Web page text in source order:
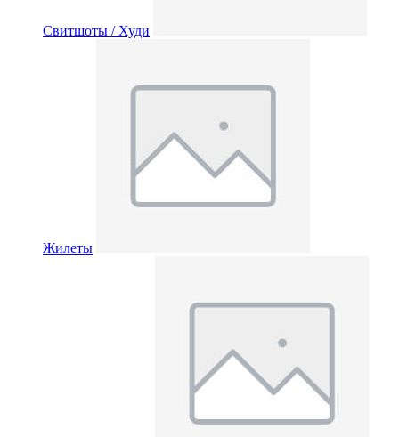
Свитшоты / Худи
Жилеты